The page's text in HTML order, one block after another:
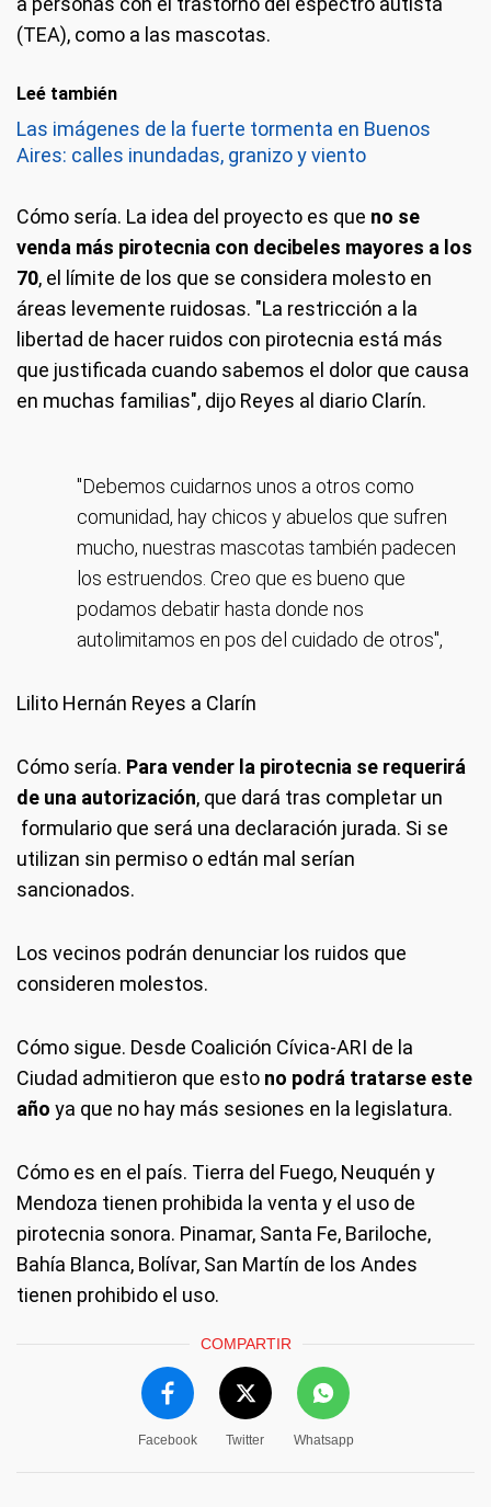
(TEA), como a las mascotas.
Leé también
Las imágenes de la fuerte tormenta en Buenos
Aires: calles inundadas, granizo y viento
Cómo sería. La idea del proyecto es que no se
venda más pirotecnia con decibeles mayores a los
70, el límite de los que se considera molesto en
áreas levemente ruidosas. "La restricción a la
libertad de hacer ruidos con pirotecnia está más
que justificada cuando sabemos el dolor que causa
en muchas familias", dijo Reyes al diario Clarín.
"Debemos cuidarnos unos a otros como
comunidad, hay chicos y abuelos que sufren
mucho, nuestras mascotas también padecen
los estruendos. Creo que es bueno que
podamos debatir hasta donde nos
autolimitamos en pos del cuidado de otros",
Lilito Hernán Reyes a Clarín
Cómo sería. Para vender la pirotecnia se requerirá
de una autorización, que dará tras completar un
formulario que será una declaración jurada. Si se
utilizan sin permiso o edtán mal serían
sancionados.
Los vecinos podrán denunciar los ruidos que
consideren molestos.
Cómo sigue. Desde Coalición Cívica-ARI de la
Ciudad admitieron que esto no podrá tratarse este
año ya que no hay más sesiones en la legislatura.
Cómo es en el país. Tierra del Fuego, Neuquén y
Mendoza tienen prohibida la venta y el uso de
pirotecnia sonora. Pinamar, Santa Fe, Bariloche,
Bahía Blanca, Bolívar, San Martín de los Andes
tienen prohibido el uso.
COMPARTIR
Facebook Twitter Whatsapp